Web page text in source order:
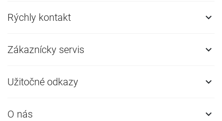
Rýchly kontakt 
Zákaznícky servis 
Užitočné odkazy 
O nás 